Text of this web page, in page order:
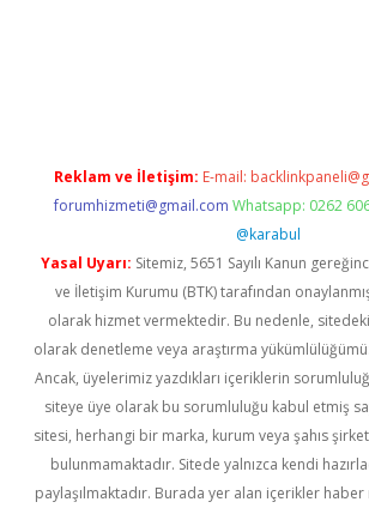
Reklam ve İletişim: E-mail:
forumhizmeti@gmail.com Whatsapp: 0262
@karabul
Yasal Uyarı: Sitemiz, 5651 Sayılı Kanun
ve İletişim Kurumu (BTK) tarafından
olarak hizmet vermektedir. Bu nedenle,
olarak denetleme veya araştırma
Ancak, üyelerimiz yazdıkları içeriklerin
siteye üye olarak bu sorumluluğu kabul etmiş
sitesi, herhangi bir marka, kurum veya şahıs
bulunmamaktadır. Sitede yalnızca kendi
paylaşılmaktadır. Burada yer alan içerikler haber